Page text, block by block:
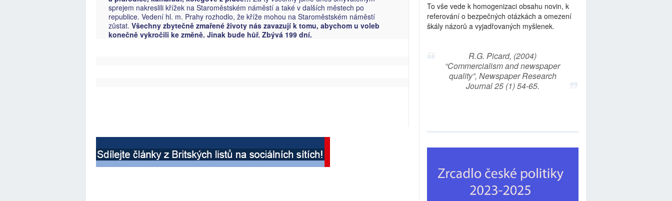
sprejem nakreslili křížek na Staroměstském náměstí a také v dalších městech po
republice. Vedení hl. m. Prahy rozhodlo, že kříže mohou na Staroměstském náměstí
zůstat.Všechny zbytečně zmařené životy nás zavazují k tomu, abychom u voleb
konečně vykročili ke změně. Jinak bude hůř. Zbývá 199 dní.
To vše vede k homogenizaci obsahu novin, k
referování o bezpečných otázkách a omezení
škály názorů a vyjadřovaných myšlenek.
R.G. Picard, (2004)
“Commercialism and newspaper
quality”, Newspaper Research
Journal 25 (1) 54-65.